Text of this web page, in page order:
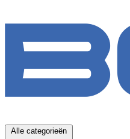
Alle categorieën